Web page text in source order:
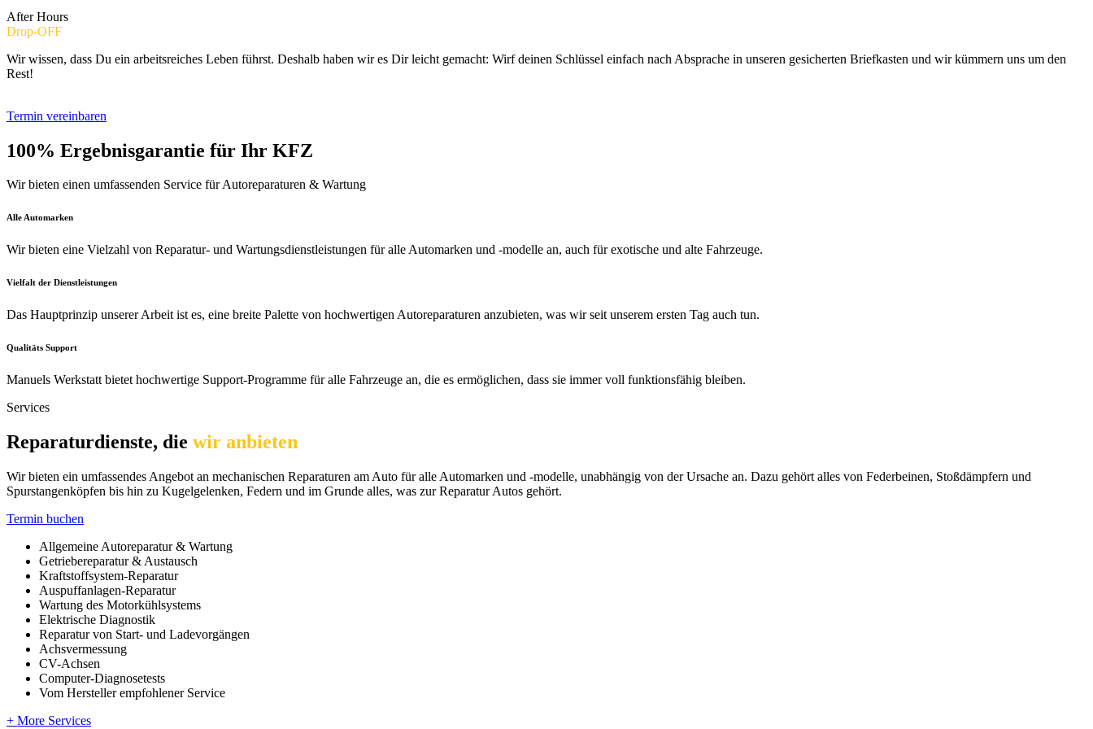
After Hours
Drop-OFF
Wir wissen, dass Du ein arbeitsreiches Leben führst. Deshalb haben wir es Dir leicht gemacht: Wirf deinen Schlüssel einfach nach Absprache in unseren gesicherten Briefkasten und wir kümmern uns um den
Rest!
Termin vereinbaren
100% Ergebnisgarantie für Ihr KFZ
Wir bieten einen umfassenden Service für Autoreparaturen & Wartung
Alle Automarken
Wir bieten eine Vielzahl von Reparatur- und Wartungsdienstleistungen für alle Automarken und -modelle an, auch für exotische und alte Fahrzeuge.
Vielfalt der Dienstleistungen
Das Hauptprinzip unserer Arbeit ist es, eine breite Palette von hochwertigen Autoreparaturen anzubieten, was wir seit unserem ersten Tag auch tun.
Qualitäts Support
Manuels Werkstatt bietet hochwertige Support-Programme für alle Fahrzeuge an, die es ermöglichen, dass sie immer voll funktionsfähig bleiben.
Services
Reparaturdienste, die wir anbieten
Wir bieten ein umfassendes Angebot an mechanischen Reparaturen am Auto für alle Automarken und -modelle, unabhängig von der Ursache an. Dazu gehört alles von Federbeinen, Stoßdämpfern und
Spurstangenköpfen bis hin zu Kugelgelenken, Federn und im Grunde alles, was zur Reparatur Autos gehört.
Termin buchen
Allgemeine Autoreparatur & Wartung
Getriebereparatur & Austausch
Kraftstoffsystem-Reparatur
Auspuffanlagen-Reparatur
Wartung des Motorkühlsystems
Elektrische Diagnostik
Reparatur von Start- und Ladevorgängen
Achsvermessung
CV-Achsen
Computer-Diagnosetests
Vom Hersteller empfohlener Service
+ More Services